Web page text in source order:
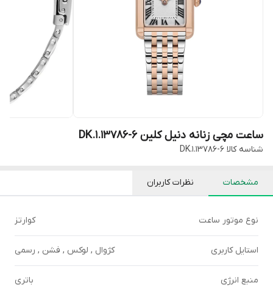
ساعت مچی زنانه دنیل کلین DK.1.13786-6
شناسه کالا DK.1.13786-6
مشخصات نظرات کاربران
نوع موتور ساعت کوارتز
استایل کاربری کژوال , لوکس , فشن , رسمی
منبع انرژی باتری